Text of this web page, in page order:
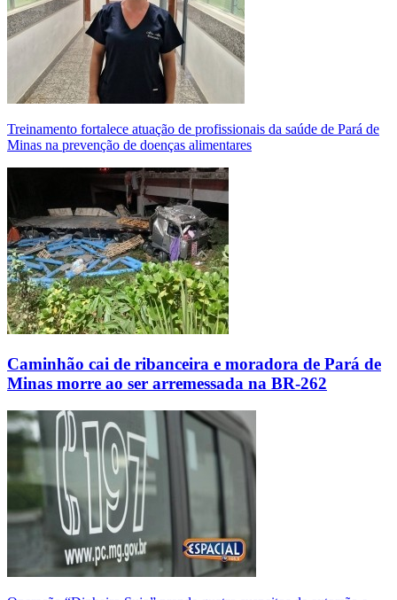
Treinamento fortalece atuação de profissionais da saúde de Pará de
Minas na prevenção de doenças alimentares
Caminhão cai de ribanceira e moradora de Pará de
Minas morre ao ser arremessada na BR-262